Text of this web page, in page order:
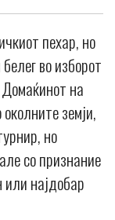
пехар, но
во изборот
на
земји,
но
со признание
или најдобар